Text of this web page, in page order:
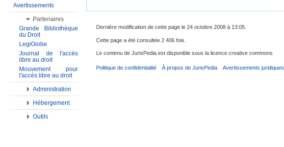
Avertissements
Partenaires
Grande Bibliothèque
du Droit
LegiGlobe
Journal de l'accès
libre au droit
Mouvement pour
l'accès libre au droit
Administration
Hébergement
Outils
Dernière modification de cette page le 24 octobre 2008 à 13:05.
Cette page a été consultée 2 406 fois.
Le contenu de JurisPedia est disponible sous la licence creative commons
Politique de confidentialité À propos de JurisPedia Avertissements juridiques